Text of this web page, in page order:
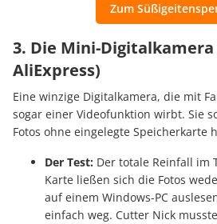
Zum
3. Die Mini-Digitalkamera
AliExpress)
Eine winzige Digitalkamera, die mit
sogar einer Videofunktion wirbt. Sie
Fotos ohne eingelegte Speicherkarte
Der Test: Der totale Reinfall im
Karte ließen sich die Fotos
auf einem Windows-PC
einfach weg. Cutter Nick